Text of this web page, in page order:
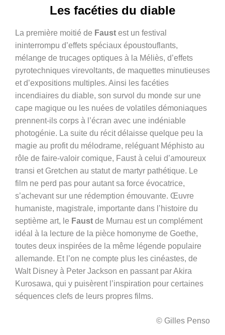
Les facéties du diable
La première moitié de Faust est un festival
ininterrompu d’effets spéciaux époustouflants,
mélange de trucages optiques à la Méliès, d’effets
pyrotechniques virevoltants, de maquettes minutieuses
et d’expositions multiples. Ainsi les facéties
incendiaires du diable, son survol du monde sur une
cape magique ou les nuées de volatiles démoniaques
prennent-ils corps à l’écran avec une indéniable
photogénie. La suite du récit délaisse quelque peu la
magie au profit du mélodrame, reléguant Méphisto au
rôle de faire-valoir comique, Faust à celui d’amoureux
transi et Gretchen au statut de martyr pathétique. Le
film ne perd pas pour autant sa force évocatrice,
s’achevant sur une rédemption émouvante. Œuvre
humaniste, magistrale, importante dans l’histoire du
septième art, le Faust de Murnau est un complément
idéal à la lecture de la pièce homonyme de Goethe,
toutes deux inspirées de la même légende populaire
allemande. Et l’on ne compte plus les cinéastes, de
Walt Disney à Peter Jackson en passant par Akira
Kurosawa, qui y puisèrent l’inspiration pour certaines
séquences clefs de leurs propres films.
© Gilles Penso